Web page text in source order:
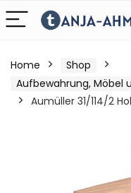
Home
Shop
Aufbewahrung, Möbel
Aumüller 31/114/2